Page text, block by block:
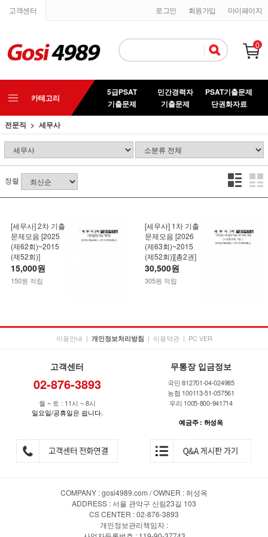
고객센터 마이페이지
회원가입
로그인
0
카테고리
5급PSAT
기출문제
민간경력자
기출문제
PSAT기출문제
단권화자료
전문직
세무사
정렬
[세무사] 2차 기출
문제모음 [2025
(제62회)~2015
(제52회)]
15,000원
150원 적립
[세무사] 1차 기출
문제모음 [2026
(제63회)~2015
(제52회)][총2권]
30,500원
305원 적립
이용안내 | 개인정보처리방침 | 이용약관 | PC VER
고객센터
02-876-3893
월 ~ 토 : 11시 ~ 8시
일요일/공휴일은 쉽니다.
무통장 입금정보
국민 812701-04-024985
농협 100113-51-057561
우리 1005-800-941714
예금주 : 허성옥
COMPANY : gosi4989.com / OWNER : 허성옥
ADDRESS : 서울 관악구 신림23길 103
CS CENTER : 02-876-3893
개인정보관리책임자 :